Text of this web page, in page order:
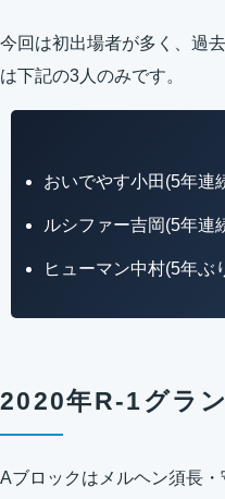
今回は初出場者が多く、過
は下記の3人のみです。
おいでやす小田(5年連
ルシファー吉岡(5年連
ヒューマン中村(5年ぶ
2020年R-1グラ
Aブロックはメルヘン須長